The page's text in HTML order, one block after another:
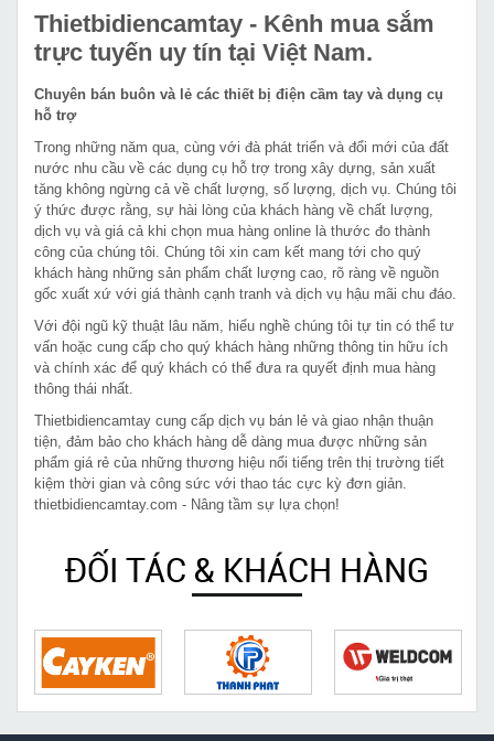
Thietbidiencamtay - Kênh mua sắm
trực tuyến uy tín tại Việt Nam.
Chuyên bán buôn và lẻ các thiết bị điện cầm tay và dụng cụ
hỗ trợ
Trong những năm qua, cùng với đà phát triển và đổi mới của đất
nước nhu cầu về các dụng cụ hỗ trợ trong xây dựng, sản xuất
tăng không ngừng cả về chất lượng, số lượng, dịch vụ. Chúng tôi
ý thức được rằng, sự hài lòng của khách hàng về chất lượng,
dịch vụ và giá cả khi chọn mua hàng online là thước đo thành
công của chúng tôi. Chúng tôi xin cam kết mang tới cho quý
khách hàng những sản phẩm chất lượng cao, rõ ràng về nguồn
gốc xuất xứ với giá thành cạnh tranh và dịch vụ hậu mãi chu đáo.
Với đội ngũ kỹ thuật lâu năm, hiểu nghề chúng tôi tự tin có thể tư
vấn hoặc cung cấp cho quý khách hàng những thông tin hữu ích
và chính xác để quý khách có thể đưa ra quyết định mua hàng
thông thái nhất.
Thietbidiencamtay cung cấp dịch vụ bán lẻ và giao nhận thuận
tiện, đảm bảo cho khách hàng dễ dàng mua được những sản
phẩm giá rẻ của những thương hiệu nổi tiếng trên thị trường tiết
kiệm thời gian và công sức với thao tác cực kỳ đơn giản.
thietbidiencamtay.com - Nâng tầm sự lựa chọn!
ĐỐI TÁC & KHÁCH HÀNG